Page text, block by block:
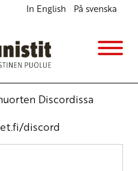
In English På svenska
Discordissa
discord